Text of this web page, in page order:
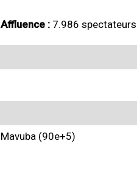
Affluence : 7.986 spectateurs
Mavuba (90e+5)